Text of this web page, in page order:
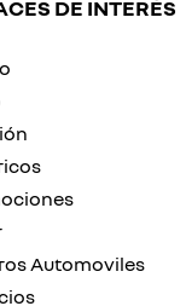
DE INTERÉS
Automoviles